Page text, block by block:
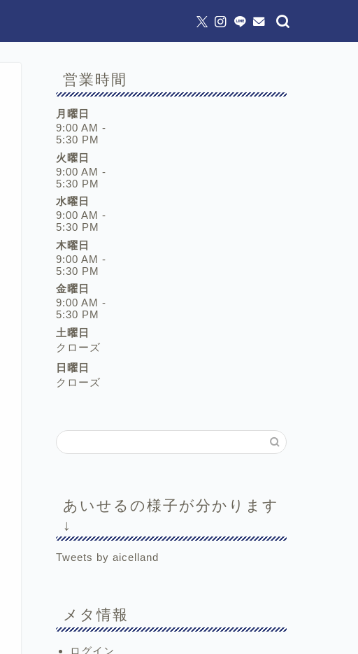
営業時間
月曜日
9:00 AM -
5:30 PM
火曜日
9:00 AM -
5:30 PM
水曜日
9:00 AM -
5:30 PM
木曜日
9:00 AM -
5:30 PM
金曜日
9:00 AM -
5:30 PM
土曜日
クローズ
日曜日
クローズ
あいせるの様子が分かります
↓
Tweets by aicelland
メタ情報
ログイン